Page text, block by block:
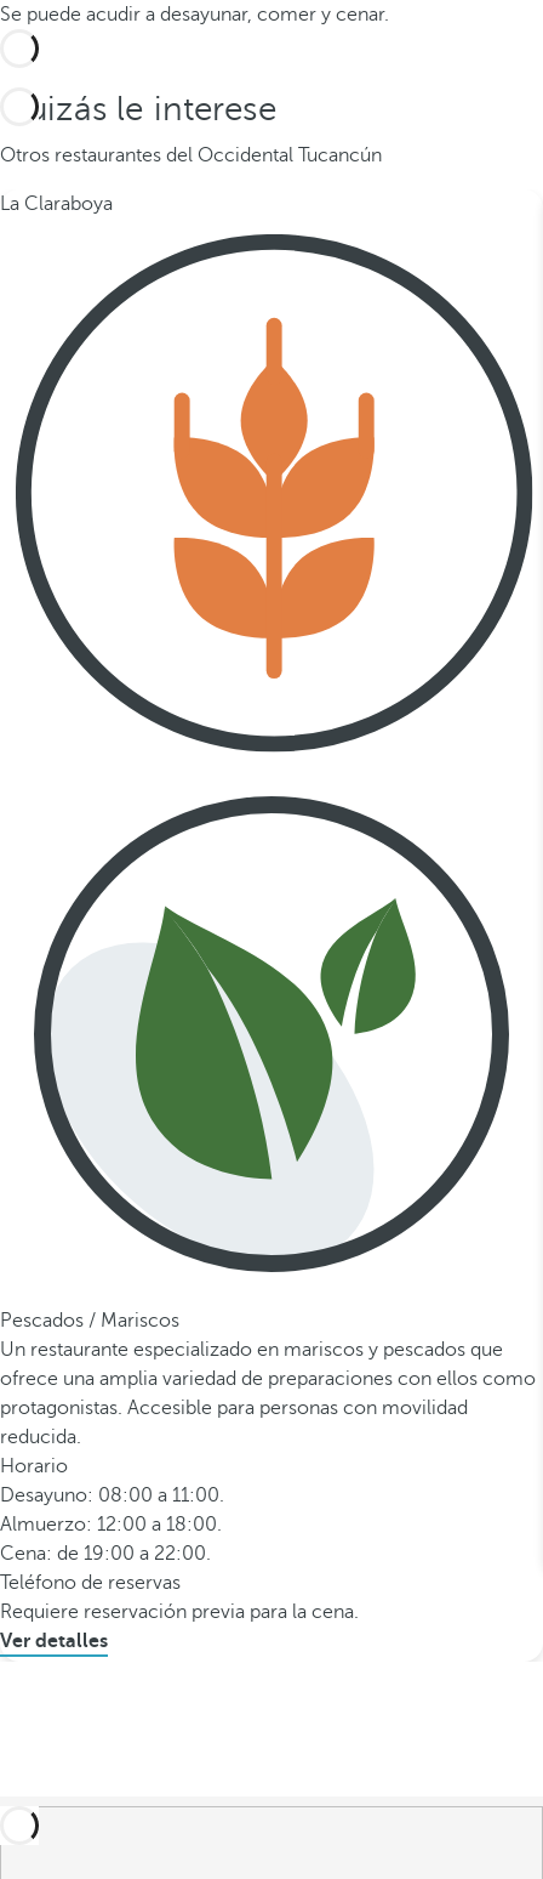
Se puede acudir a desayunar, comer y cenar.
Quizás le interese
Otros restaurantes del Occidental Tucancún
La Claraboya
Pescados / Mariscos
Un restaurante especializado en mariscos y pescados que
ofrece una amplia variedad de preparaciones con ellos como
protagonistas. Accesible para personas con movilidad
reducida.
Horario
Desayuno: 08:00 a 11:00.
Almuerzo: 12:00 a 18:00.
Cena: de 19:00 a 22:00.
Teléfono de reservas
Requiere reservación previa para la cena.
Ver detalles